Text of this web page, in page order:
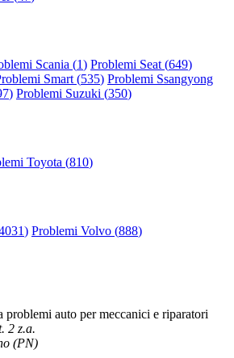
Scania (1) Problemi Seat (649)
Smart (535) Problemi Ssangyong
) Problemi Suzuki (350)
Toyota (810)
) Problemi Volvo (888)
2 z.a.
(PN)